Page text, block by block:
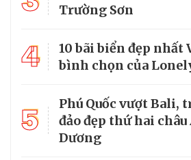
Trường Sơn
4
10 bãi biển đẹp nhất
bình chọn của
5
Phú Quốc vượt Bali,
đảo đẹp thứ hai
Dương